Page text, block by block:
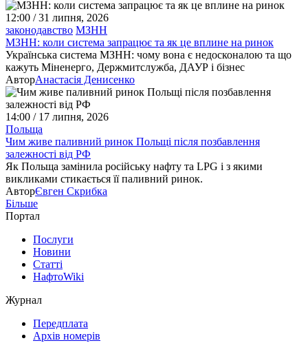
12:00 / 31 липня, 2026
законодавство МЗНН
МЗНН: коли система запрацює та як це вплине на ринок
Українська система МЗНН: чому вона є недосконалою та що
кажуть Міненерго, Держмитслужба, ДАУР і бізнес
АвторАнастасія Денисенко
14:00 / 17 липня, 2026
Польща
Чим живе паливний ринок Польщі після позбавлення
залежності від РФ
Як Польща замінила російську нафту та LPG і з якими
викликами стикається її паливний ринок.
АвторЄвген Скрибка
Більше
Портал
Послуги
Новини
Статті
НафтоWiki
Журнал
Передплата
Архів номерів